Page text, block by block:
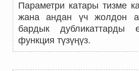
Параметри катары тизме
жана андан үч жолдон
бардык дубликаттарды
функция түзүңүз.